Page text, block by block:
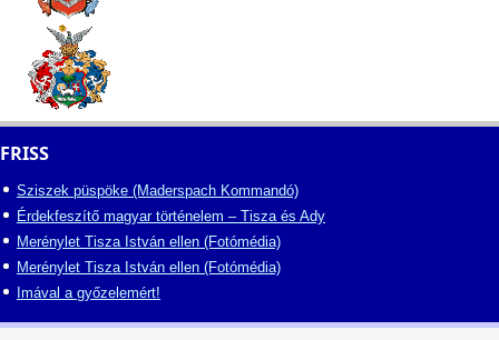
FRISS
Sziszek püspöke (Maderspach Kommandó)
Érdekfeszítő magyar történelem – Tisza és Ady
Merénylet Tisza István ellen (Fotómédia)
Merénylet Tisza István ellen (Fotómédia)
Imával a győzelemért!